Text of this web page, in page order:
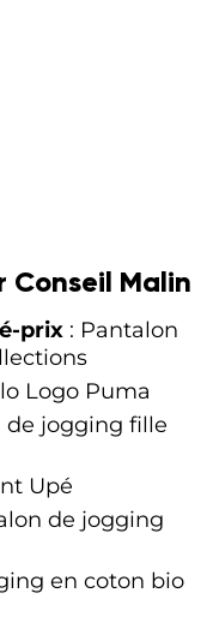
Conseil Malin
prix : Pantalon
Logo Puma
de jogging fille
Upé
de jogging
en coton bio